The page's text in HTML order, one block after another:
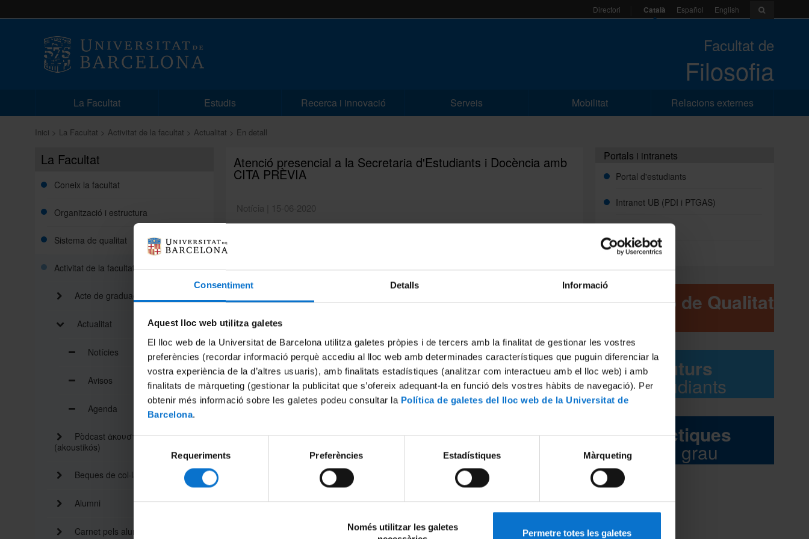
Consentiment Detalls Informació
Aquest lloc web utilitza galetes
El lloc web de la Universitat de Barcelona utilitza galetes pròpies i de tercers amb la finalitat de gestionar les vostres
preferències (recordar informació perquè accediu al lloc web amb determinades característiques que puguin diferenciar la
vostra experiència de la d’altres usuaris), amb finalitats estadístiques (analitzar com interactueu amb el lloc web) i amb
finalitats de màrqueting (gestionar la publicitat que s’ofereix adequant-la en funció dels vostres hàbits de navegació). Per
obtenir més informació sobre les galetes podeu consultar la Política de galetes del lloc web de la Universitat de
Barcelona.
consentiment
Requeriments Preferències Estadístiques Màrqueting
Només utilitzar les galetes
Permetre totes les galetes
Directori Català Español English
Facultat de
Filosofia
La Facultat Estudis Recerca i innovació Serveis Mobilitat Relacions externes
Inici La Facultat Activitat de la facultat Actualitat En detall
La Facultat
Coneix la facultat
Organització i estructura
Sistema de qualitat
Activitat de la facultat
Acte de graduació
Actualitat
Notícies
Avisos
Agenda
Pòdcast ἀκουστικός
(akoustikós)
Beques de col·laboració
Alumni
Carnet pels alumnes i personal
Atenció presencial a la Secretaria d'Estudiants i Docència amb
CITA PRÈVIA
Notícia | 15-06-2020
També presencialment amb
només per a aquells tràmits que requereixin
presencialitat i no es puguin resoldre en línia o pel correu electrònic:
- Entrega de documentació
- Lliurament de títols, certificats i altres documents
- Registre d'entrada de documents
Per demanar cita prèvia: enviar un e-mail asecretariafilosofia@ub.edu.
Caldrà posar en l'assumpte "sol·licitud de cita prèvia" i en el cos de missatge el motiu
de la cita.
estigui establerta en cada moment.
Portals i intranets
Portal d'estudiants
Intranet UB (PDI i PTGAS)
Campus Virtual
Alumni UB
Comissió de Qualitat
Futurs
estudiants
Pràctiques
del grau